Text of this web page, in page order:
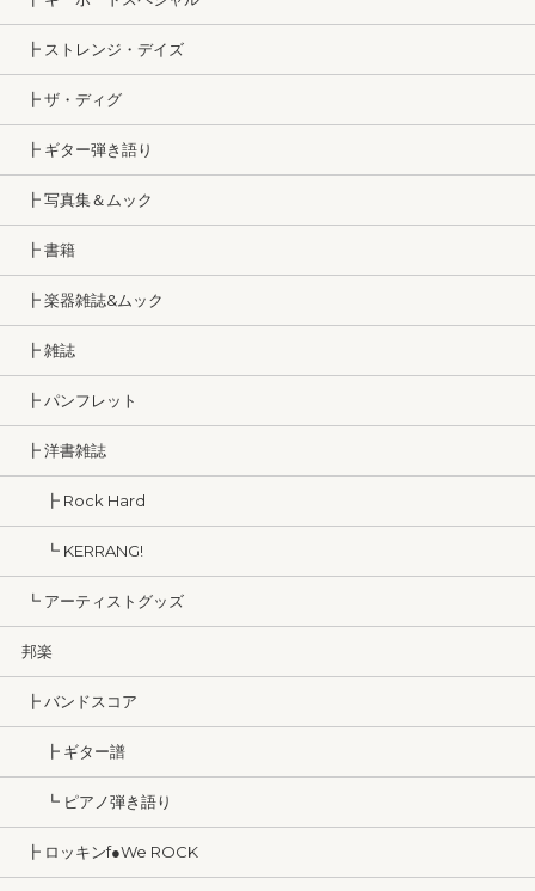
┣ ストレンジ・デイズ
┣ ザ・ディグ
┣ ギター弾き語り
┣ 写真集＆ムック
┣ 書籍
┣ 楽器雑誌&ムック
┣ 雑誌
┣ パンフレット
┣ 洋書雑誌
┣ Rock Hard
┗ KERRANG!
┗ アーティストグッズ
邦楽
┣ バンドスコア
┣ ギター譜
┗ ピアノ弾き語り
┣ ロッキンf●We ROCK